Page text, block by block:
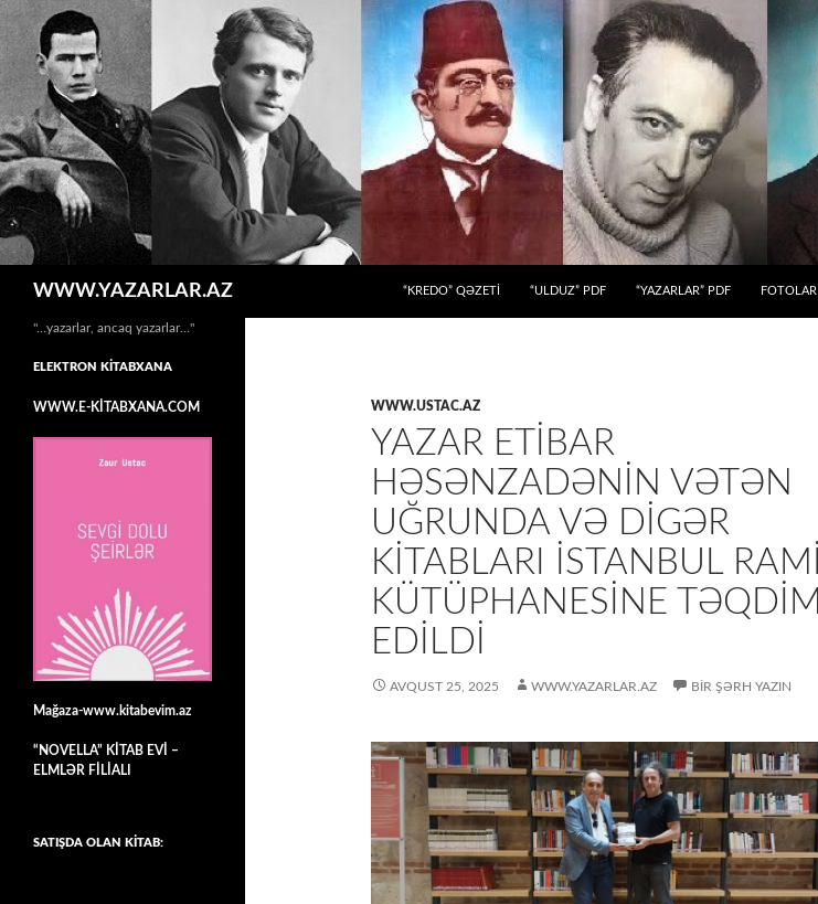
WWW.YAZARLAR.AZ
“KREDO” QƏZETİ
“ULDUZ” PDF “YAZARLAR” PDF FOTOLAR
WWW.USTAC.AZ
YAZAR ETIBAR
HƏSƏNZADƏNIN VƏTƏN
UĞRUNDA VƏ DIGƏR
KITABLARI İSTANBUL RAMI
KÜTÜPHANESINE TƏQDIM
EDILDI
AVQUST 25, 2025 WWW.YAZARLAR.AZ BIR ŞƏRH YAZIN
"…yazarlar, ancaq yazarlar…"
ELEKTRON KİTABXANA
WWW.E-KİTABXANA.COM
Mağaza-www.kitabevim.az
“NOVELLA” KİTAB EVİ –
ELMLƏR FİLİALI
SATIŞDA OLAN KİTAB: